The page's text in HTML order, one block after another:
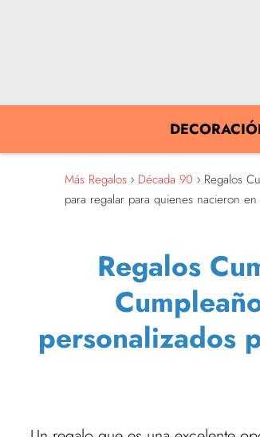
Más Regalos Década 90
Regalos
para regalar para quienes nacieron
Regalos
personalizados